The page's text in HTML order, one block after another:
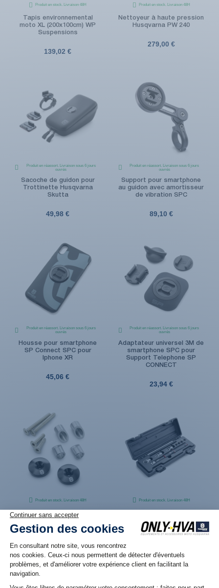
Produit en stock. Livraison 48H
Tapis environnemental
moto XL (200x100cm) WP
Suspensions
139,02 €
Produit en stock. Livraison 48H
Nettoyeur à haute pression
Husqvarna PW 240
279,00 €
Produit en réassort. Livraison sous 6 jours
ouvrés
Sacoche de guidon pour
Trottinette Husqvarna
Skutta
49,98 €
Produit en réassort. Livraison sous 6 jours
ouvrés
Support pour smartphone
au guidon avec amortisseur
de vibration SPC
89,10 €
Produit en réassort. Livraison sous 6 jours
ouvrés
Housse pour smartphone
SP Connect SPC pour
Iphone XR
45,06 €
Produit en réassort. Livraison sous 6 jours
ouvrés
Adaptateur universel 3M de
smartphone SPC pour
Support Telephone SP
CONNECT
23,94 €
Produit en stock. Livraison 48H
Embouts de guidon
anodisés noir pour
SVARTPILEN ET VITPILEN
29,94 €
Produit en stock. Livraison 48H
Affichage 1-8 de 8 article(s)